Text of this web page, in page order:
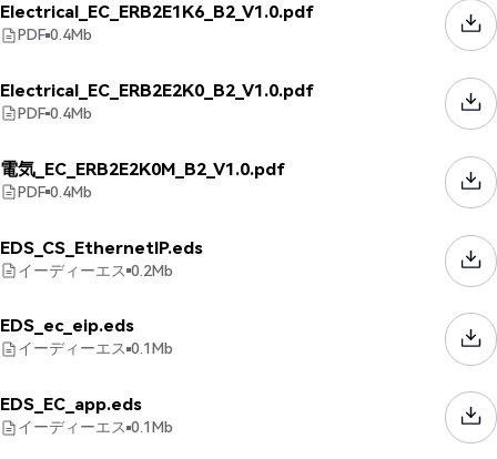
Electrical_EC_ERB2E1K6_B2_V1.0.pdf
PDF 0.4Mb
Electrical_EC_ERB2E2K0_B2_V1.0.pdf
PDF 0.4Mb
電気_EC_ERB2E2K0M_B2_V1.0.pdf
PDF 0.4Mb
EDS_CS_EthernetIP.eds
イーディーエス 0.2Mb
EDS_ec_eip.eds
イーディーエス 0.1Mb
EDS_EC_app.eds
イーディーエス 0.1Mb